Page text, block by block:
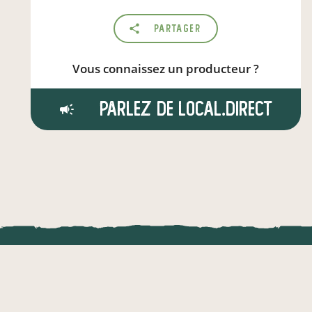
Partager
Vous connaissez un producteur ?
Parlez de local.direct